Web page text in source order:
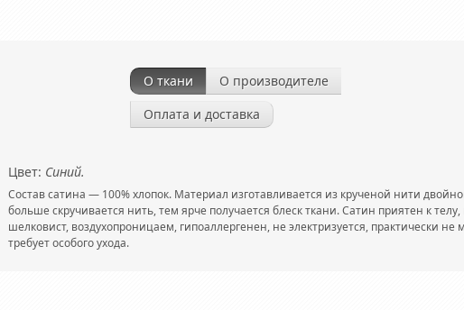
О ткани
О производителе
Оплата и доставка
Цвет: Синий.
Состав сатина — 100% хлопок. Материал изготавливается из крученой нити
больше скручивается нить, тем ярче получается блеск ткани. Сатин приятен к телу,
шелковист, воздухопроницаем, гипоаллергенен, не электризуется, практически не
требует особого ухода.